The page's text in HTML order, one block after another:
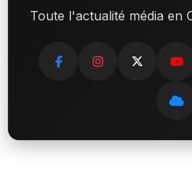
Toute l'actualité média en